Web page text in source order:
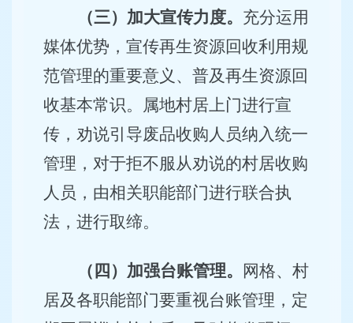
（三）加大宣传力度。 充分运用
媒体优势，宣传再生资源回收利用规
范管理的重要意义、普及再生资源回
收基本常识。属地村居上门进行宣
传，劝说引导废品收购人员纳入统一
管理，对于拒不服从劝说的村居收购
人员，由相关职能部门进行联合执
法，进行取缔。
（四）加强台账管理。
网格、村
居及各职能部门要重视台账管理，定